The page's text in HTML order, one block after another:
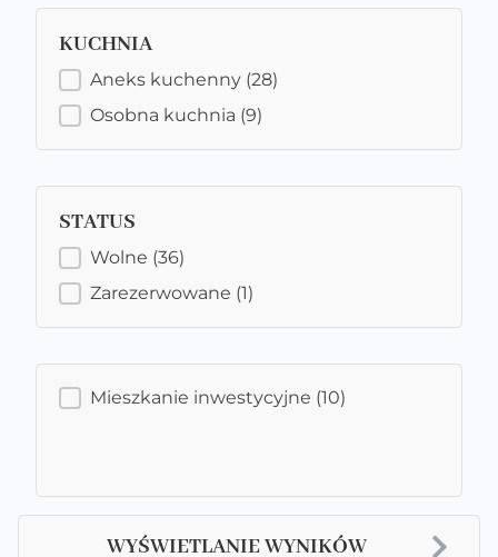
KUCHNIA
KUCHNIA
Aneks kuchenny (28)
Osobna kuchnia (9)
STATUS
STATUS
Wolne (36)
Zarezerwowane (1)
MIESZKANIE INWESTYCYJNE
Mieszkanie inwestycyjne (10)
WYŚWIETLANIE WYNIKÓW